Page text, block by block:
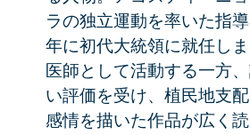
ラの独立運動を率いた指
年に初代大統領に就任し
医師として活動する一方
い評価を受け、植民地支
感情を描いた作品が広く